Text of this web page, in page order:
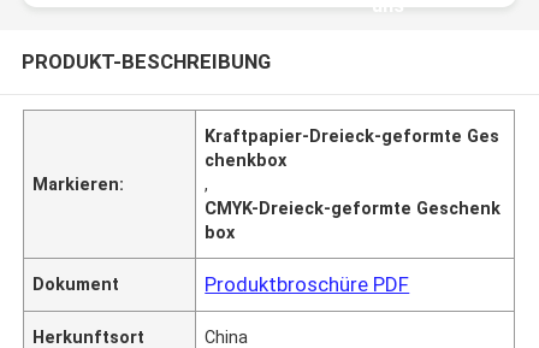
PRODUKT-BESCHREIBUNG
Markieren:
Kraftpapier-Dreieck-geformte Ges
chenkbox
,
CMYK-Dreieck-geformte Geschenk
box
Dokument Produktbroschüre PDF
Herkunftsort China